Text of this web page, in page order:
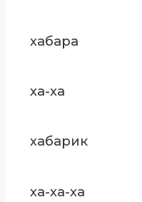
хабара
ха-ха
хабарик
ха-ха-ха